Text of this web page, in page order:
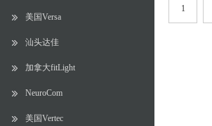
美国Versa
汕头达佳
加拿大fitLight
NeuroCom
美国Vertec
1